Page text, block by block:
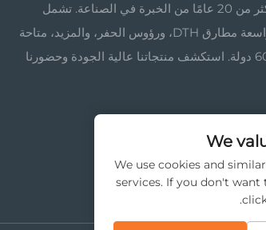
الصخور مع أكثر من 20 عامًا من الخبرة في الصناعة. تشمل
مجموعتنا الواسعة مطارق DTH، ورؤوس الحفر، والمزيد، متاحة
في أكثر من 60 دولة. استكشف منتجاتنا عالية الجودة وحضورنا
We
We use cookies and
services. If you don't want